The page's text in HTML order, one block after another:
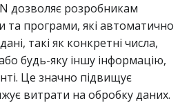
дозволяє розробникам
та програми, які автоматично
такі як конкретні числа,
будь-яку іншу інформацію,
Це значно підвищує
витрати на обробку даних.